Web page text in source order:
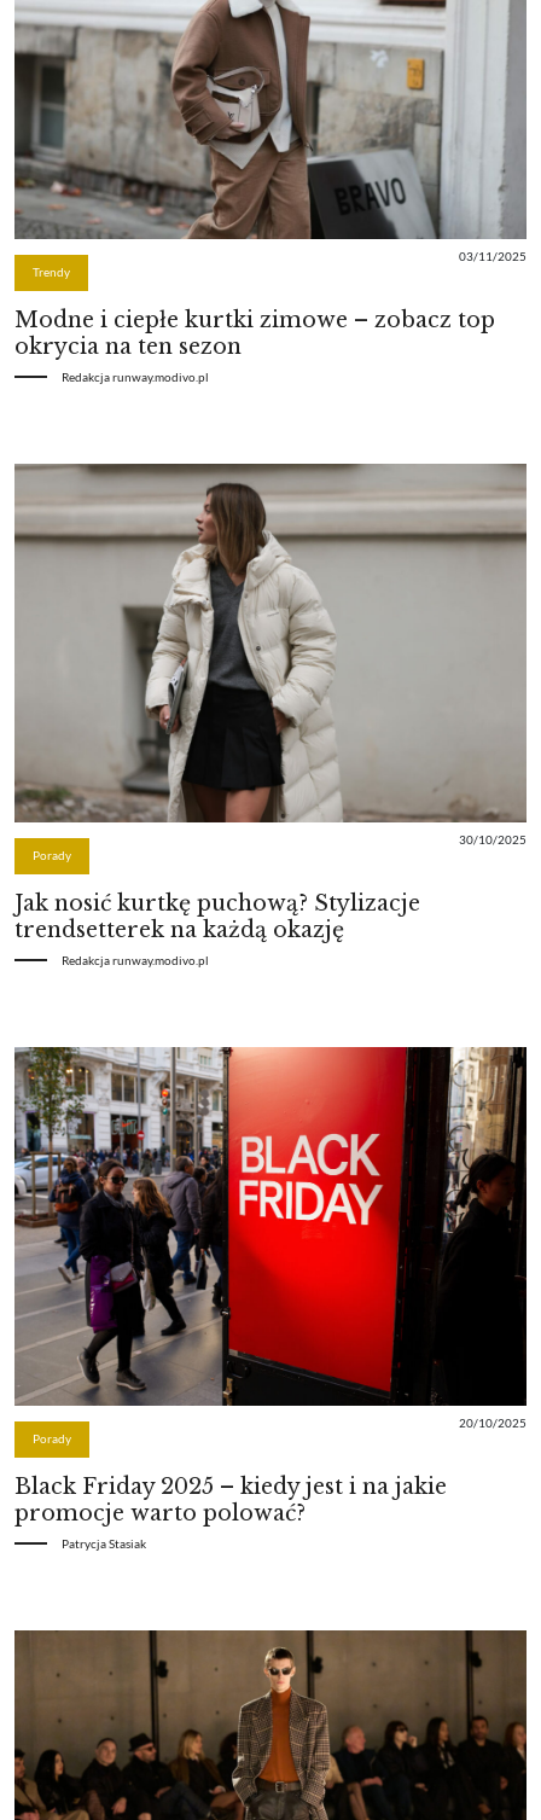
Trendy
03/11/2025
Modne i ciepłe kurtki zimowe – zobacz top
okrycia na ten sezon
Redakcja runway.modivo.pl
Porady
30/10/2025
Jak nosić kurtkę puchową? Stylizacje
trendsetterek na każdą okazję
Redakcja runway.modivo.pl
Porady
20/10/2025
Black Friday 2025 – kiedy jest i na jakie
promocje warto polować?
Patrycja Stasiak